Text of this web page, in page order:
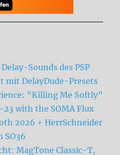
Sounds des PSP
mit DelayDude-Presets
“Killing Me Softly”
23 with the SOMA Flux
2026 + HerrSchneider
SO36
MagTone Classic-T,